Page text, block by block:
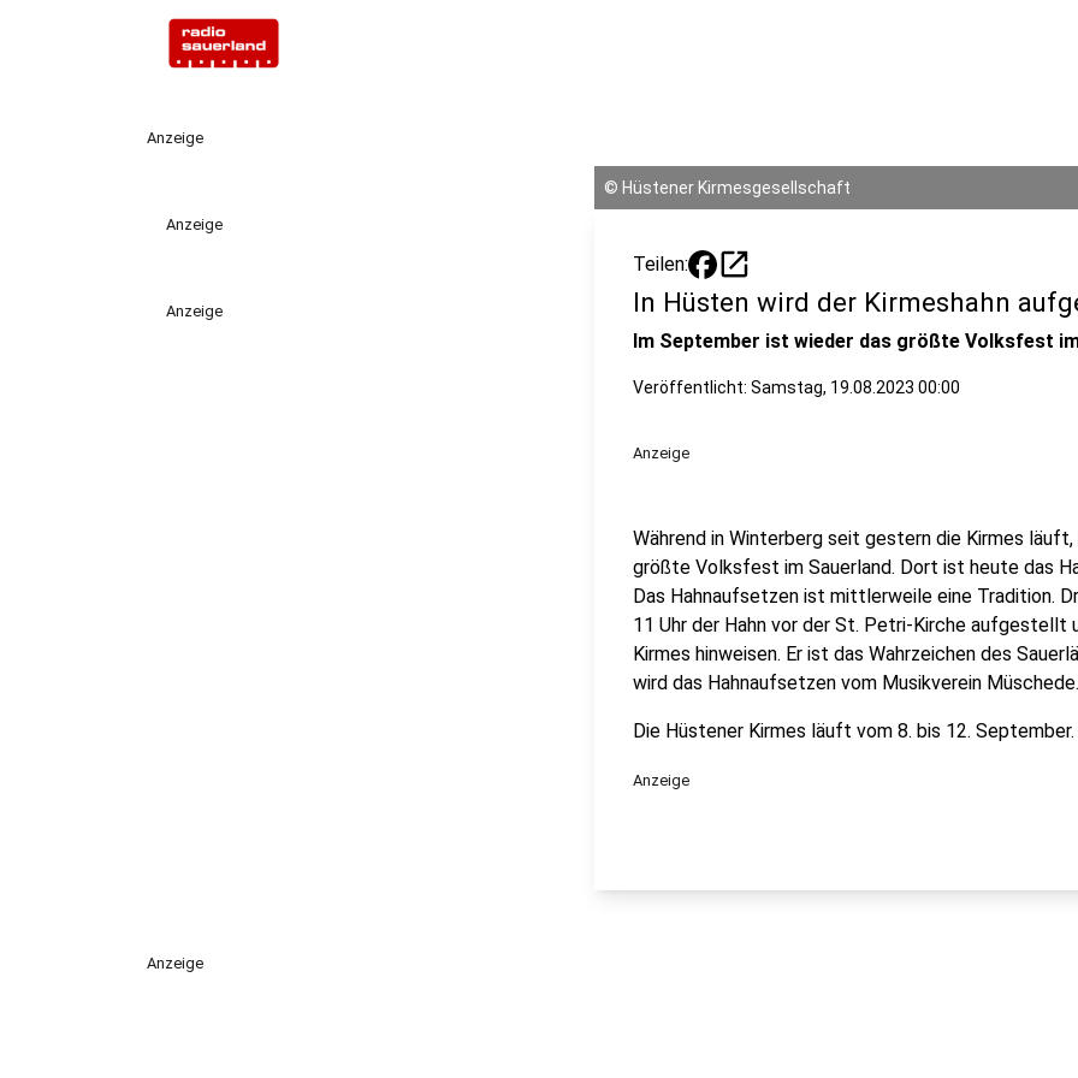
Anzeige
Anzeige
Anzeige
© Hüstener Kirmesgesellschaft
Teilen: open_in_new
In Hüsten wird der Kirmeshahn
Im September ist wieder das größte Volksfest
Veröffentlicht: Samstag, 19.08.2023 00:00
Anzeige
Während in Winterberg seit gestern die Kirmes
größte Volksfest im Sauerland. Dort ist heute das
Das Hahnaufsetzen ist mittlerweile eine Tradition.
11 Uhr der Hahn vor der St. Petri-Kirche
Kirmes hinweisen. Er ist das Wahrzeichen des
wird das Hahnaufsetzen vom Musikverein Müschede.
Die Hüstener Kirmes läuft vom 8. bis 12. September.
Anzeige
Anzeige